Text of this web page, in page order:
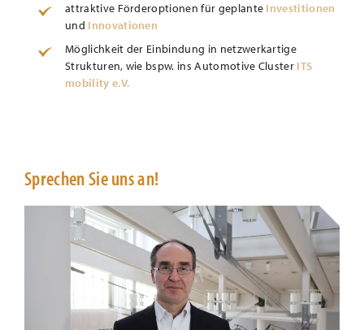
attraktive Förderoptionen für geplante Investitionen
und Innovationen
Möglichkeit der Einbindung in netzwerkartige
Strukturen, wie bspw. ins Automotive Cluster ITS
mobility e.V.
Sprechen Sie uns an!